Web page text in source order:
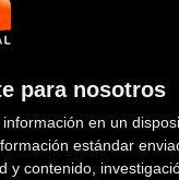
para nosotros
en un
estándar
y contenido,
y ya en el
España en
más una gran
que conformarse
en un